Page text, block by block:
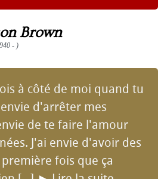
Brown
- )
à côté de moi quand tu
d'arrêter mes
de te faire l'amour
J'ai envie d'avoir des
fois que ça